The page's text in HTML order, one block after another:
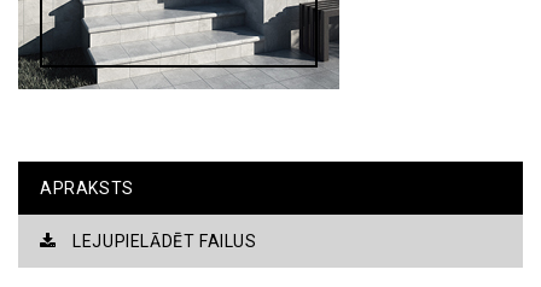
APRAKSTS
LEJUPIELĀDĒT FAILUS